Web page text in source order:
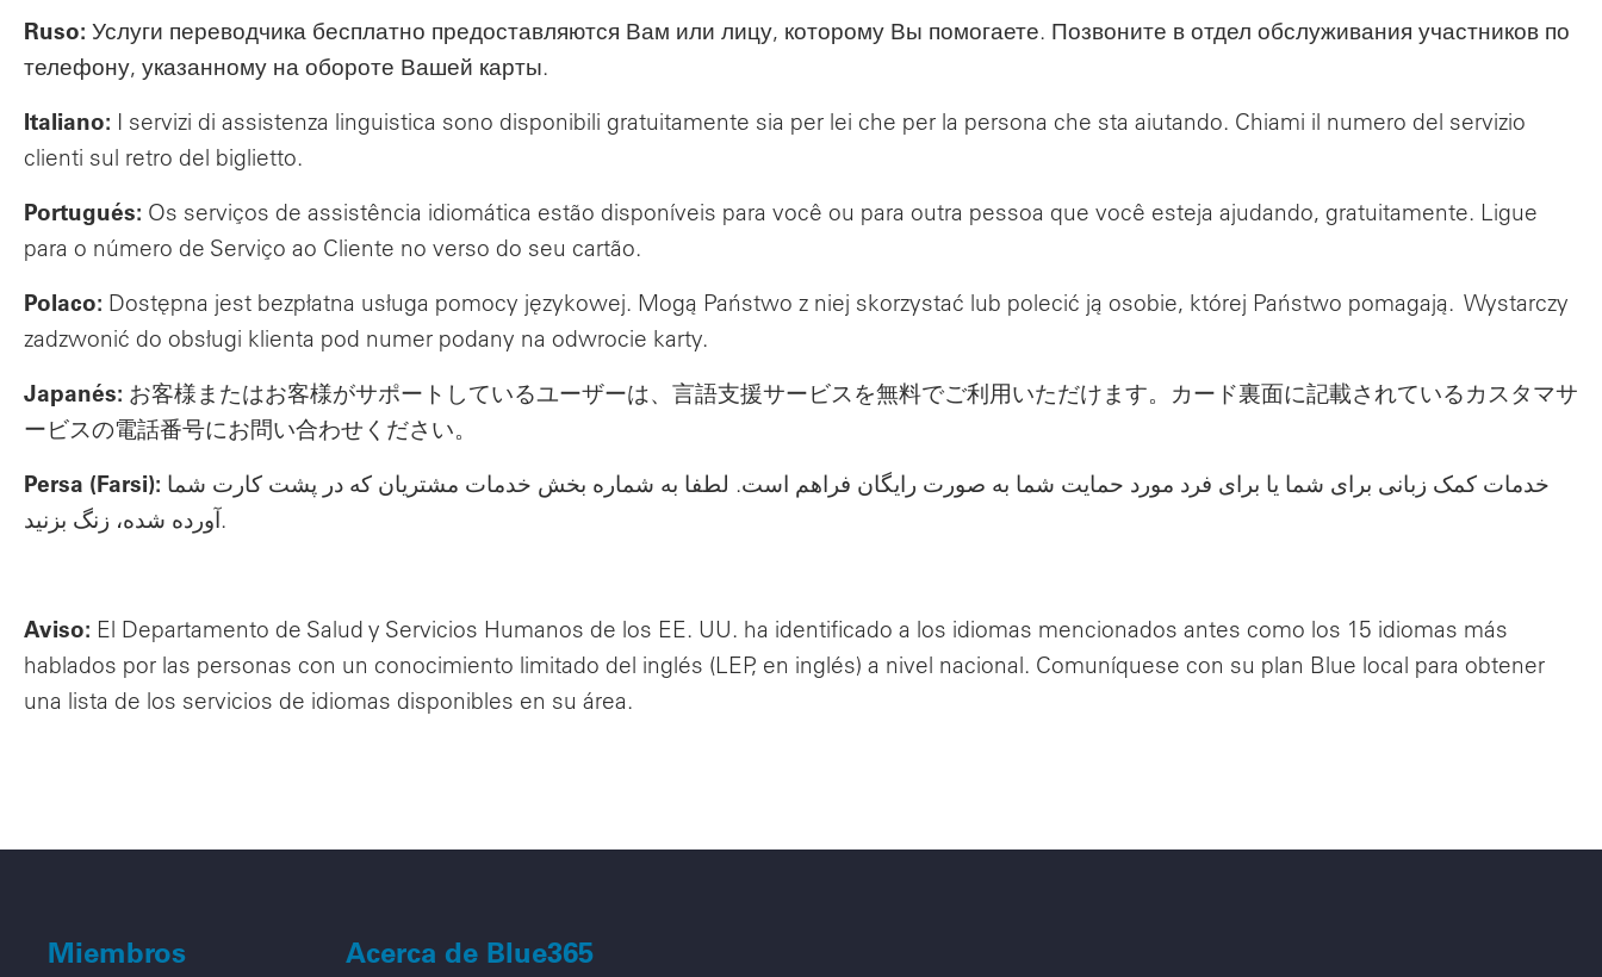
Ruso: Услуги переводчика бесплатно предоставляются Вам или лицу, которому Вы помогаете. Позвоните в отдел обслуживания участников по
телефону, указанному на обороте Вашей карты.
Italiano: I servizi di assistenza linguistica sono disponibili gratuitamente sia per lei che per la persona che sta aiutando. Chiami il numero del servizio
clienti sul retro del biglietto.
Portugués: Os serviços de assistência idiomática estão disponíveis para você ou para outra pessoa que você esteja ajudando, gratuitamente. Ligue
para o número de Serviço ao Cliente no verso do seu cartão.
Polaco: Dostępna jest bezpłatna usługa pomocy językowej. Mogą Państwo z niej skorzystać lub polecić ją osobie, której Państwo pomagają. Wystarczy
zadzwonić do obsługi klienta pod numer podany na odwrocie karty.
Japanés: お客様またはお客様がサポートしているユーザーは、言語支援サービスを無料でご利用いただけます。カード裏面に記載されているカスタマサ
ービスの電話番号にお問い合わせください。
Persa (Farsi): خدمات کمک زبانی برای شما یا برای فرد مورد حمایت شما به صورت رایگان فراهم است. لطفا به شماره بخش خدمات مشتریان که در پشت کارت شما
آورده شده، زنگ بزنید.
Aviso: El Departamento de Salud y Servicios Humanos de los EE. UU. ha identificado a los idiomas mencionados antes como los 15 idiomas más
hablados por las personas con un conocimiento limitado del inglés (LEP, en inglés) a nivel nacional. Comuníquese con su plan Blue local para obtener
una lista de los servicios de idiomas disponibles en su área.
Miembros Acerca de Blue365